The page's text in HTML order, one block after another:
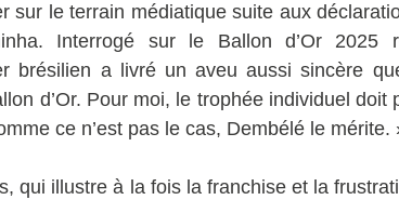
sur le terrain médiatique suite aux
Interrogé sur le Ballon d’Or 2025
brésilien a livré un aveu aussi sincère
d’Or. Pour moi, le trophée individuel doit
ce n’est pas le cas, Dembélé le mérite.
qui illustre à la fois la franchise et la